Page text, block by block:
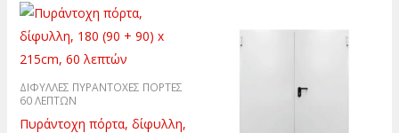
ΔΙΦΥΛΛΕΣ ΠΥΡΑΝΤΟΧΕΣ ΠΟΡΤΕΣ
60 ΛΕΠΤΩΝ
Πυράντοχη πόρτα, δίφυλλη,